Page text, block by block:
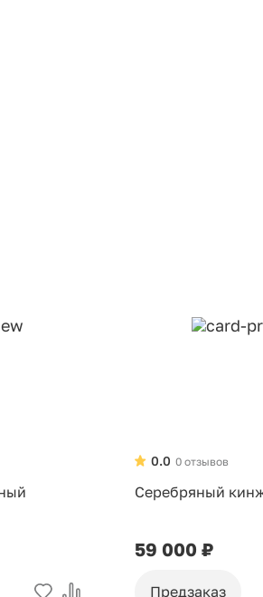
0 отзывов
0.0
Серебряный
59 000 ₽
Предзаказ